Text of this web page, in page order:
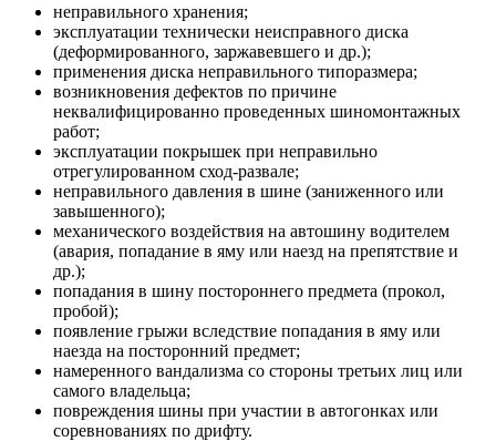
неправильного хранения;
эксплуатации технически неисправного диска
(деформированного, заржавевшего и др.);
применения диска неправильного типоразмера;
возникновения дефектов по причине
неквалифицированно проведенных шиномонтажных
работ;
эксплуатации покрышек при неправильно
отрегулированном сход-развале;
неправильного давления в шине (заниженного или
завышенного);
механического воздействия на автошину водителем
(авария, попадание в яму или наезд на препятствие и
др.);
попадания в шину постороннего предмета (прокол,
пробой);
появление грыжи вследствие попадания в яму или
наезда на посторонний предмет;
намеренного вандализма со стороны третьих лиц или
самого владельца;
повреждения шины при участии в автогонках или
соревнованиях по дрифту.